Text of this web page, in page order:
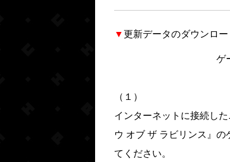
▼更新データのダウンロ
ゲ
（１）
インターネットに接続し
ウ オブ ザ ラビリンス』
てください。